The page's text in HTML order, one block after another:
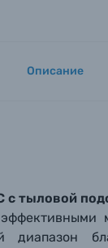
Описание
с тыловой